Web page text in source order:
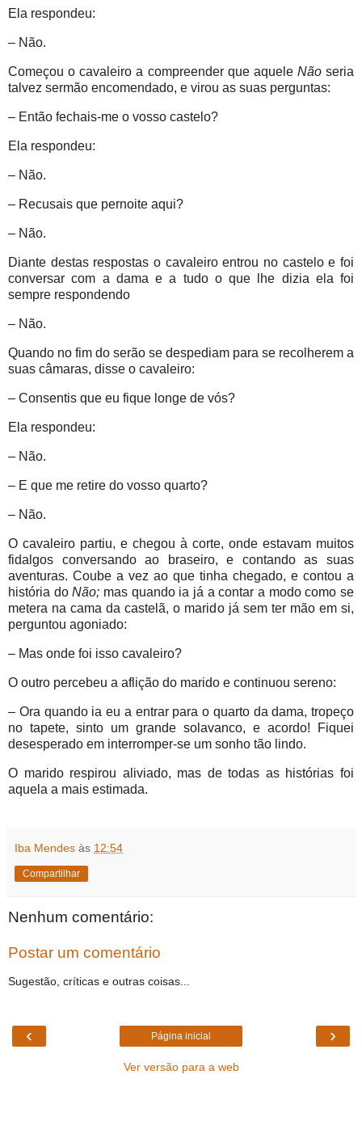
Ela respondeu:
– Não.
Começou o cavaleiro a compreender que aquele Não seria
talvez sermão encomendado, e virou as suas perguntas:
– Então fechais-me o vosso castelo?
Ela respondeu:
– Não.
– Recusais que pernoite aqui?
– Não.
Diante destas respostas o cavaleiro entrou no castelo e foi
conversar com a dama e a tudo o que lhe dizia ela foi
sempre respondendo
– Não.
Quando no fim do serão se despediam para se recolherem a
suas câmaras, disse o cavaleiro:
– Consentis que eu fique longe de vós?
Ela respondeu:
– Não.
– E que me retire do vosso quarto?
– Não.
O cavaleiro partiu, e chegou à corte, onde estavam muitos
fidalgos conversando ao braseiro, e contando as suas
aventuras. Coube a vez ao que tinha chegado, e contou a
história doNão; mas quando ia já a contar a modo como se
metera na cama da castelã, o marido já sem ter mão em si,
perguntou agoniado:
– Mas onde foi isso cavaleiro?
O outro percebeu a aflição do marido e continuou sereno:
– Ora quando ia eu a entrar para o quarto da dama, tropeço
no tapete, sinto um grande solavanco, e acordo! Fiquei
desesperado em interromper-se um sonho tão lindo.
O marido respirou aliviado, mas de todas as histórias foi
aquela a mais estimada.
Iba Mendes às 12:54
Compartilhar
Nenhum comentário:
Postar um comentário
Sugestão, críticas e outras coisas...
‹ ›
Página inicial
Ver versão para a web